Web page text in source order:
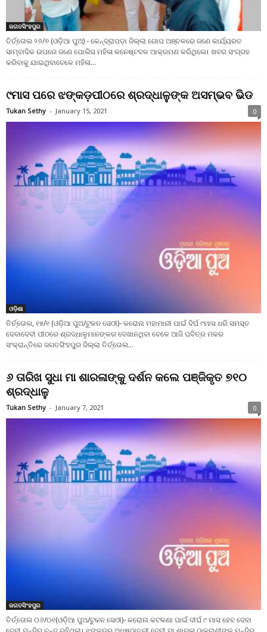
ଜଗତସିଂହପୁର
ତିର୍ତ୍ତୋଲ ୨୬/୭ (ଓଡ଼ିଆ ପୁଅ) - କେନ୍ଦ୍ରାପଡ଼ା ଜିଲ୍ଲା ଗୋପ ଅଞ୍ଚଳରେ ଜଣେ କାର୍ଯ୍ୟରତ
ସାମ୍ବାଦିକ ଉପରେ ଜଣେ ପୋଲିସ ମହିଳା କନେଷ୍ଟବଳ ଆକ୍ରମଣ କରିଥିଲେ। ଖବର ସଂଗ୍ରହ
କରିବାକୁ ଯାଇଥିବାବେଳେ ମହିଳା...
୯ମାସ ପରେ ଝଙ୍କଡ଼ପୀଠରେ ଶ୍ରଦ୍ଧାଳୁଙ୍କ ଅସମ୍ଭବ ଭିଡ
Tukan Sethy - January 15, 2021 0
ଓଡ଼ିଶା
ତିର୍ତ୍ତୋଲ, ୧୫/୧ (ଓଡ଼ିଆ ପୁଅ/ଟୁକନ ସେଠୀ)- କରୋନା ମହାମାରୀ ପାଇଁ ଦିର୍ଘ ୯ମାସ ଧରି ସମସ୍ତ
ଦେବାଦେବୀ ପୀଠରେ ଶ୍ରଦ୍ଧାଳୁମାନଙ୍କର ଦେଖାନଥିବା ବେଳେ ଆଜି ପବିତ୍ର ମକର
ସଂକ୍ରାନ୍ତିରେ ଜଗତସିଂହପୁର ଜିଲ୍ଲା ତିର୍ତ୍ତୋଲ...
୬ ତାରିଖ ସୁଧା ମା ଶାରଳାଙ୍କୁ ଦର୍ଶନ କଲେ ପଞ୍ଜିକୃତ ୭୧୦
ଶ୍ରଦ୍ଧାଳୁ
Tukan Sethy - January 7, 2021 0
ଜଗତସିଂହପୁର
ତିର୍ତ୍ତୋଲ ୦୬/୦୧(ଓଡ଼ିଆ ପୁଅ/ଟୁକନ ସେଠୀ)- କରୋନା କଟକଣା ପାଇଁ ଦୀର୍ଘ ୯ ମାସ ହେବ ଦେବା